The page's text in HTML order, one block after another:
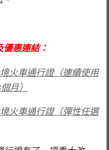
惠連結：
火車通行證（連續使用
月）
火車通行證（彈性任選